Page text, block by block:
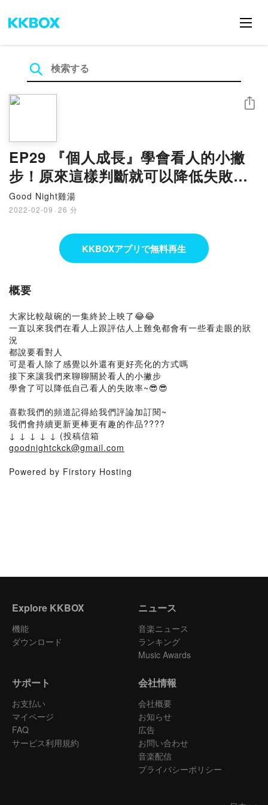
EP29 『個人成長』學會看人的小撇
步！原來這樣判斷就可以降低失敗
率！
Good Night雞湯
2022-02-09 · 26 分
シェア
KKBOXアプリで無料再生
概要
大家比較敲碗的一集終於上映了😂😂
一直以來我們在看人上跟評估人上難免都會有一些看走眼的狀
況
都說要看對人
可是看人除了感覺以外還有更好亮化的方式嗎
接下來讓我們來聊聊關於看人的小撇步
學會了可以降低自己看人的失敗率~😎😎
喜歡我們的頻道記得給我們評論加訂閱~
我們會持續更新更棒更有趣的作品????
↓ ↓ ↓ ↓ ↓ (投稿信箱
goodnightckck@gmail.com
Powered by Firstory Hosting
Explore KKBOX
機能
ダウンロード
ニュース
音楽ニュース
ランキング
Music Awards
サポート
お支払い
マイページ
FAQ
サービス利用規約
会社情報
会社概要
お知らせ
広告
お問い合わせ
音楽配信
プライバシーポリシー